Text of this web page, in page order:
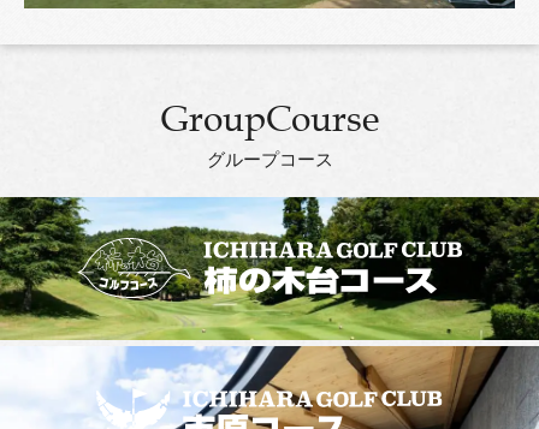
GroupCourse
グループコース